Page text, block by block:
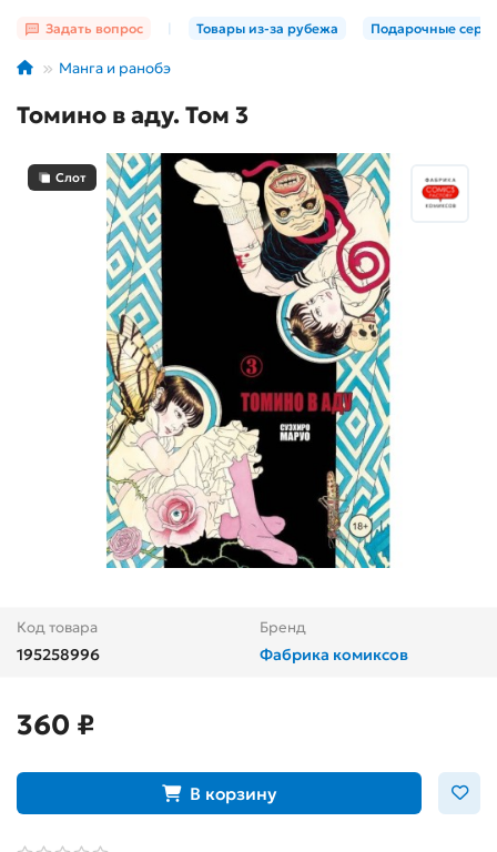
Задать вопрос Товары из-за рубежа Подарочные
Манга и ранобэ
Томино в аду. Том 3
Слот
Код товара
195258996
Бренд
Фабрика комиксов
360 ₽
В корзину